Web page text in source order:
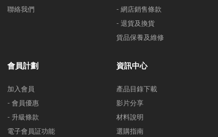
聯絡我們
- 網店銷售條款
- 退貨及換貨
貨品保養及維修
會員計劃
加入會員
- 會員優惠
- 升級條款
電子會員証功能
資訊中心
產品目錄下載
影片分享
材料說明
選購指南